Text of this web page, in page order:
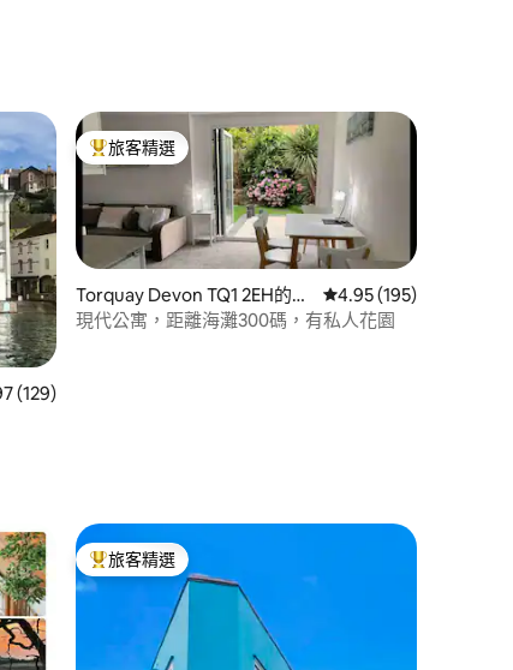
則評價中獲得 4.97 的平均評分（滿分 5 分）
(129)
旅客精選榜首
旅客精選
Torquay Devon TQ1 2EH的私
有公寓
從 195 則評價中獲得
4.95 (195)
現代公寓，距離海灘300碼，有私人花園
旅客精選榜首
旅客精選